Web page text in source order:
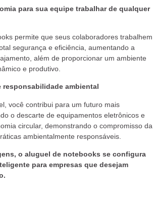
para sua equipe trabalhar de qualquer
permite que seus colaboradores trabalhem
segurança e eficiência, aumentando a
além de proporcionar um ambiente
e produtivo.
responsabilidade ambiental
você contribui para um futuro mais
o descarte de equipamentos eletrônicos e
circular, demonstrando o compromisso da
ambientalmente responsáveis.
o aluguel de notebooks se configura
para empresas que desejam